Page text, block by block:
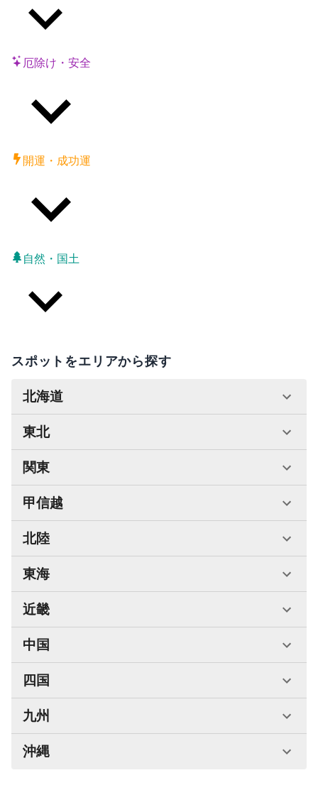
厄除け・安全
開運・成功運
自然・国土
スポットをエリアから探す
北海道
東北
関東
甲信越
北陸
東海
近畿
中国
四国
九州
沖縄